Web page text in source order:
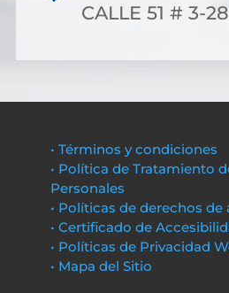
CALLE 51 # 3-28
• Términos y condiciones
• Política de Tratamiento
Personales
• Políticas de derechos de
• Certificado de
• Políticas de Privacidad
• Mapa del Sitio